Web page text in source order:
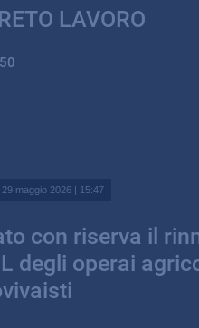
LAVORO
maggio 2026 | 15:47
con riserva il
degli operai